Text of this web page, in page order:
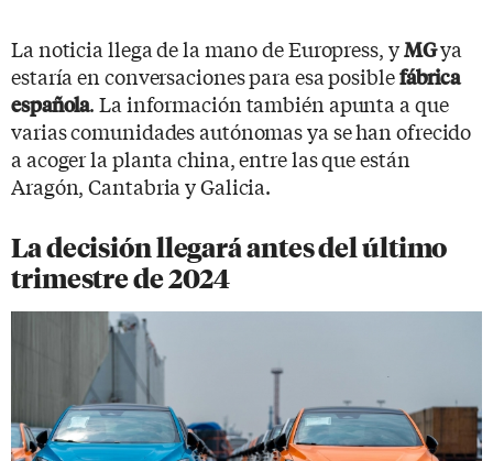
La noticia llega de la mano de Europress, yMGya
estaría en conversaciones para esa posiblefábrica
española. La información también apunta a que
varias comunidades autónomas ya se han ofrecido
a acoger la planta china, entre las que están
Aragón, Cantabria y Galicia.
La decisión llegará antes del último
trimestre de 2024